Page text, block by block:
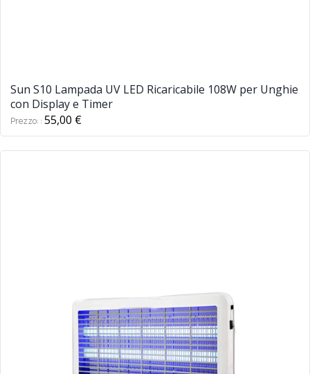
Sun S10 Lampada UV LED Ricaricabile 108W per Unghie
con Display e Timer
Prezzo: 55,00 €